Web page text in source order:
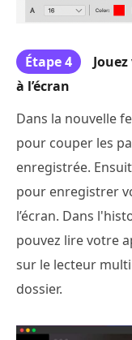
Étape 4
à l’écran
Dans la nouvelle
pour couper les
enregistrée.
pour enregistrer
l’écran. Dans
pouvez lire votre
sur le lecteur
dossier.